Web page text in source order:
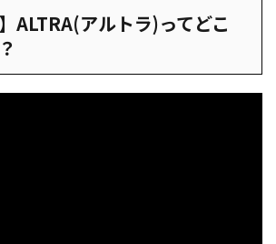
ALTRA(アルトラ)ってどこ